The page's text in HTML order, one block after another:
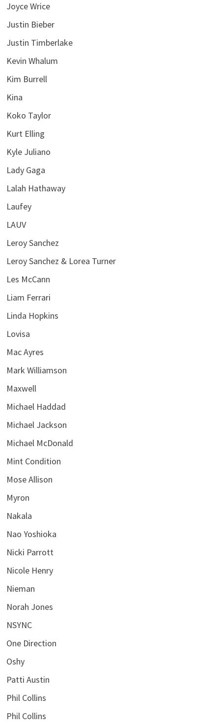
Joyce Wrice
Justin Bieber
Justin Timberlake
Kevin Whalum
Kim Burrell
Kina
Koko Taylor
Kurt Elling
Kyle Juliano
Lady Gaga
Lalah Hathaway
Laufey
LAUV
Leroy Sanchez
Leroy Sanchez & Lorea Turner
Les McCann
Liam Ferrari
Linda Hopkins
Lovisa
Mac Ayres
Mark Williamson
Maxwell
Michael Haddad
Michael Jackson
Michael McDonald
Mint Condition
Mose Allison
Myron
Nakala
Nao Yoshioka
Nicki Parrott
Nicole Henry
Nieman
Norah Jones
NSYNC
One Direction
Oshy
Patti Austin
Phil Collins
Phil Collins